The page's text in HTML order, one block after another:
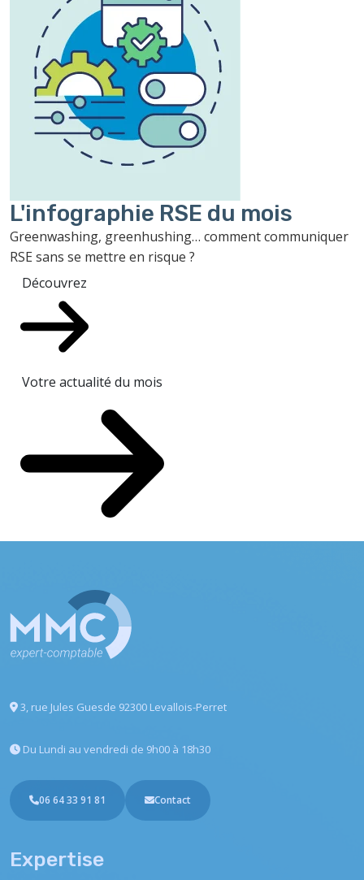
L'infographie RSE du mois
Greenwashing, greenhushing… comment communiquer
RSE sans se mettre en risque ?
Découvrez
Votre actualité du mois
3, rue Jules Guesde 92300 Levallois-Perret
Du Lundi au vendredi de 9h00 à 18h30
06 64 33 91 81 Contact
Expertise